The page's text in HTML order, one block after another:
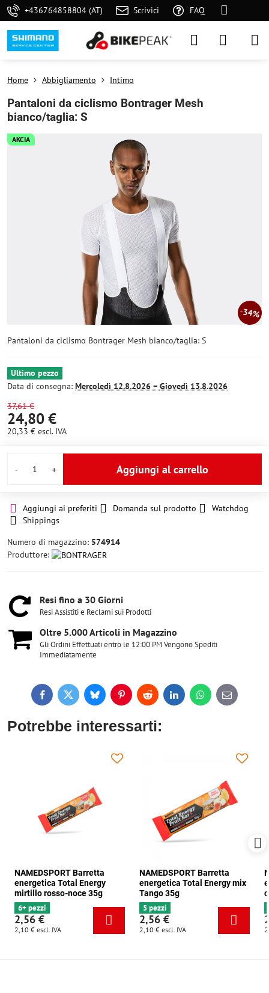
+436764858804 (AT) Scrivici FAQ
AKCIA
34%
Home Abbigliamento Intimo
Pantaloni da ciclismo Bontrager Mesh
bianco/taglia: S
Pantaloni da ciclismo Bontrager Mesh bianco/taglia: S
Ultimo pezzo
Data di consegna: Mercoledì 12.8.2026 − Giovedì 13.8.2026
37,61 €
24,80 €
20,33 € escl. IVA
Aggiungi al carrello
Aggiungi ai preferiti Domanda sul prodotto
Watchdog
Shippings
Numero di magazzino: 574914
Produttore:
Resi fino a 30 Giorni
Resi Assistiti e Reclami sui Prodotti
Oltre 5​.000 Articoli in Magazzino
Gli Ordini Effettuati entro le 12:00 PM Vengono Spediti
Immediatamente
FacebookTwitterBlueskyPinterestReddit LinkedInWhatsApp
E-
mail
Potrebbe interessarti:
NAMEDSPORT Barretta
energetica Total Energy
mirtillo rosso-noce 35g
6+ pezzi
2,56 €
2,10 € escl. IVA
NAMEDSPORT Barretta
energetica Total Energy mix
Tango 35g
5 pezzi
2,56 €
2,10 € escl. IVA